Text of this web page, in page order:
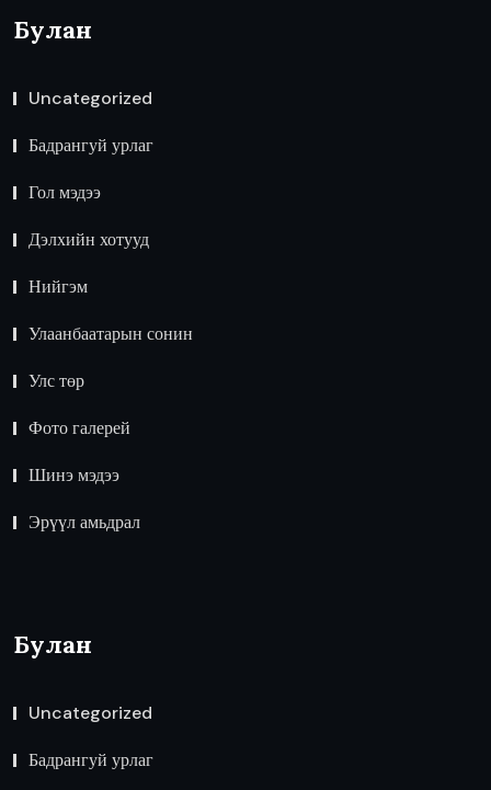
Булан
Uncategorized
Бадрангуй урлаг
Гол мэдээ
Дэлхийн хотууд
Нийгэм
Улаанбаатарын сонин
Улс төр
Фото галерей
Шинэ мэдээ
Эрүүл амьдрал
Булан
Uncategorized
Бадрангуй урлаг